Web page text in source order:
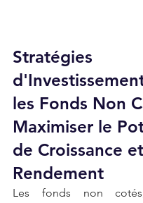
Stratégies
les Fonds Non
Maximiser le
de Croissance
Rendement
Les fonds non